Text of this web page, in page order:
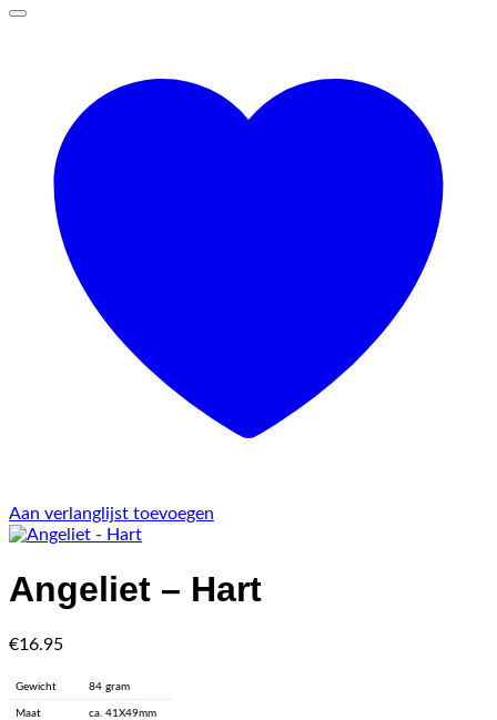
Aan verlanglijst toevoegen
Angeliet – Hart
€16.95
Gewicht 84 gram
Maat ca. 41X49mm